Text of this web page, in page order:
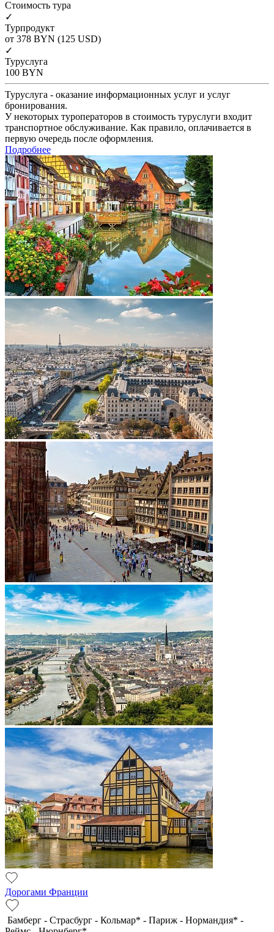
Cтоимость тура
✓
Турпродукт
от 378 BYN (125 USD)
✓
Туруслуга
100 BYN
Туруслуга - оказание информационных услуг и услуг
бронирования.
У некоторых туроператоров в стоимость туруслуги входит
транспортное обслуживание. Как правило, оплачивается в
первую очередь после оформления.
Подробнее
Дорогами Франции
Бамберг - Страсбург - Кольмар* - Париж - Нормандия* -